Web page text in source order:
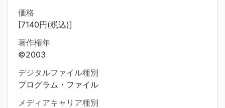
価格
[7140円(税込)]
著作権年
©2003
デジタルファイル種別
プログラム・ファイル
メディアキャリア種別